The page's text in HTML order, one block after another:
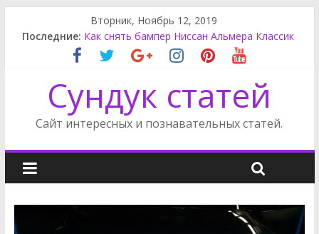
Вторник, Ноябрь 12, 2019
Последние: Как снять фару на Ниссан Альмера Классик
Как снять бампер Ниссан Альмера Классик
Красивая шкатулка своими руками
Замена салонного фильтра Ситроен С4
Замена салонного фильтра рено Флюенс
Сундук статей
Сайт интересных и познавательных статей.